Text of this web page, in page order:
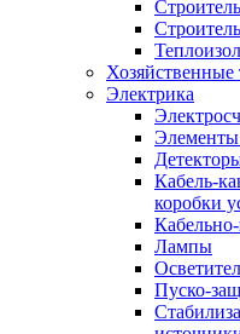
Хозяйственные
Электрика
Кабель-
коробки
Лампы
Пуско-